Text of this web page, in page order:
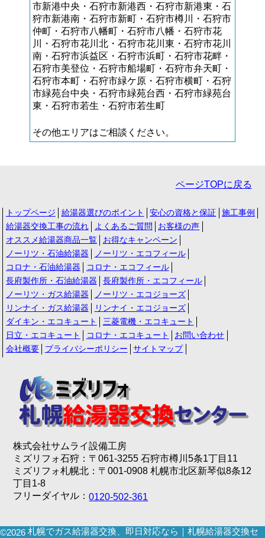
市新港中央・石狩市新港西・石狩市新港東・石
狩市新港南・石狩市新町・石狩市樽川・石狩市
仲町・石狩市八幡町・石狩市八幡・石狩市花
川・石狩市花川北・石狩市花川東・石狩市花川
南・石狩市浜益区・石狩市浜町・石狩市花畔・
石狩市美登位・石狩市船場町・石狩市弁天町・
石狩市本町・石狩市緑ケ原・石狩市横町・石狩
市緑苑台中央・石狩市緑苑台西・石狩市緑苑台
東・石狩市若生・石狩市若生町
その他エリアはご相談ください。
ページTOPに戻る
トップページ 給湯器選びのポイント 安心の資格と保証
施工事例
給湯器交換工事の流れ
よくあるご質問
お客様の声
オススメ給湯器商品一覧
お得なキャンペーン
ノーリツ・石油給湯器
ノーリツ・エコフィール
コロナ・石油給湯器
コロナ・エコフィール
長府製作所・石油給湯器
長府製作所・エコフィール
ノーリツ・ガス給湯器
ノーリツ・エコジョーズ
リンナイ・ガス給湯器
リンナイ・エコジョーズ
ダイキン・エコキュート
三菱電機・エコキュート
日立・エコキュート
コロナ・エコキュート
お問い合わせ
会社概要
プライバシーポリシー サイトマップ
株式会社サムライ設備工房
ミズリフォ石狩：〒061-3255 石狩市樽川5条1丁目11
ミズリフォ札幌北：〒001-0908 札幌市北区新琴似8条12
丁目1-8
フリーダイヤル：0120-502-361
©2026 札幌でガス給湯器交換、即日対応なら｜札幌給湯器交換セ